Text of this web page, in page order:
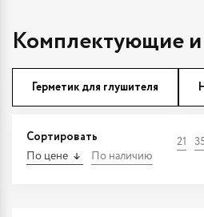
Комплектующие
Герметик для глушителя
Сортировать
По цене По наличию
21